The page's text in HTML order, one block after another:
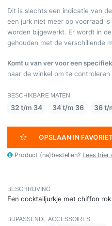
Dit is slechts een indicatie van
een jurk niet meer op voorraad
worden bijgewerkt. Er wordt in
gehouden met de verschillende
Komt u van ver voor een
naar de winkel om te
BESCHIKBARE MATEN
32 t/m 34 34 t/m 36 36 t/
OPSLAAN IN
Product (na)bestellen? Lees hier
BESCHRIJVING
Een cocktailjurkje met chiffon
BIJPASSENDE ACCESSOIRES